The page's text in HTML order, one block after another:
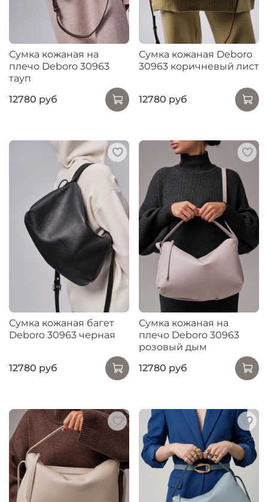
Сумка кожаная на
плечо Deboro 30963
тауп
12780 руб
Сумка кожаная Deboro
30963 коричневый лист
12780 руб
Сумка кожаная багет
Deboro 30963 черная
12780 руб
Сумка кожаная на
плечо Deboro 30963
розовый дым
12780 руб